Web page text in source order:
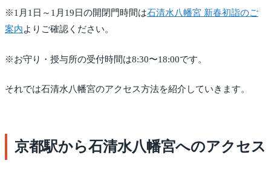
※1月1日～1月19日の開閉門時間は石清水八幡宮 新春初詣のご
案内よりご確認ください。
※お守り・授与所の受付時間は8:30〜18:00です。
それでは石清水八幡宮のアクセス方法を紹介していきます。
京都駅から石清水八幡宮へのアクセス